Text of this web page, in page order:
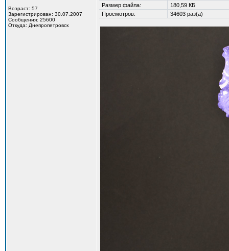
Возраст: 57
Зарегистрирован: 30.07.2007
Сообщения: 25600
Откуда: Днепропетровск
Размер файла:
180,59 КБ
Просмотров:
34603 раз(а)